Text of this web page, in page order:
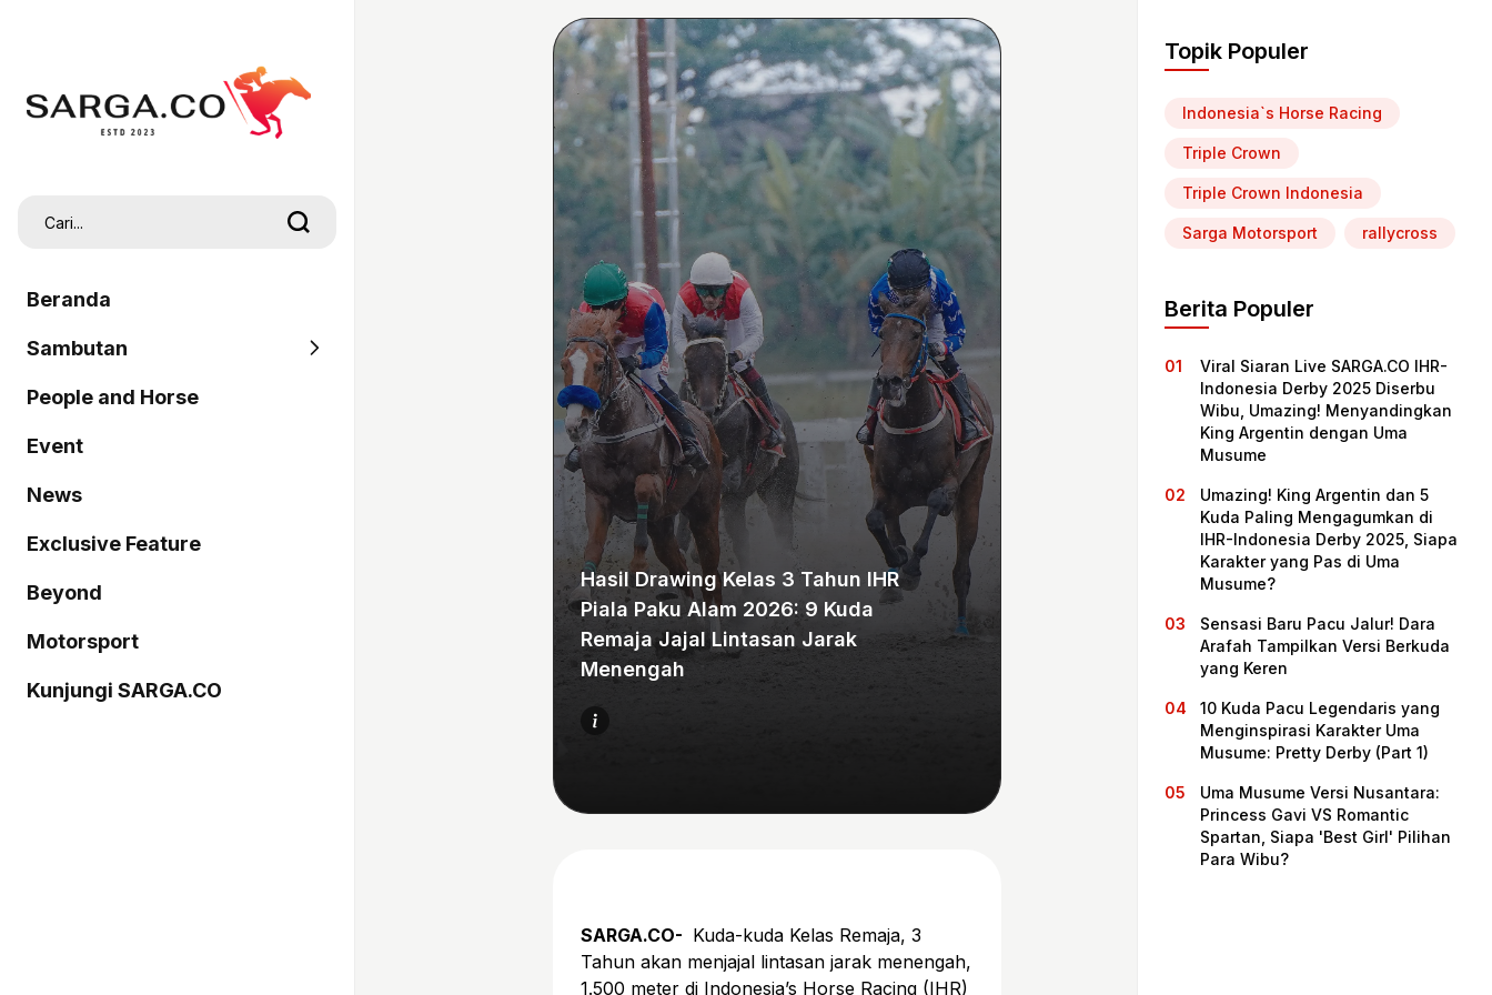
Beranda
Sambutan
SARGA
Pordasi
People and Horse
Event
News
Exclusive Feature
Beyond
Motorsport
Kunjungi SARGA.CO
Hasil Drawing Kelas 3 Tahun IHR
Piala Paku Alam 2026: 9 Kuda
Remaja Jajal Lintasan Jarak
Menengah
SARGA.CO- Kuda-kuda Kelas Remaja, 3
Tahun akan menjajal lintasan jarak menengah,
1.500 meter di Indonesia’s Horse Racing (IHR)
Topik Populer
Indonesia`s Horse Racing
Triple Crown
Triple Crown Indonesia
Sarga Motorsport rallycross
Berita Populer
Viral Siaran Live SARGA.CO IHR-
Indonesia Derby 2025 Diserbu
Wibu, Umazing! Menyandingkan
King Argentin dengan Uma
Musume
Umazing! King Argentin dan 5
Kuda Paling Mengagumkan di
IHR-Indonesia Derby 2025, Siapa
Karakter yang Pas di Uma
Musume?
Sensasi Baru Pacu Jalur! Dara
Arafah Tampilkan Versi Berkuda
yang Keren
10 Kuda Pacu Legendaris yang
Menginspirasi Karakter Uma
Musume: Pretty Derby (Part 1)
Uma Musume Versi Nusantara:
Princess Gavi VS Romantic
Spartan, Siapa 'Best Girl' Pilihan
Para Wibu?